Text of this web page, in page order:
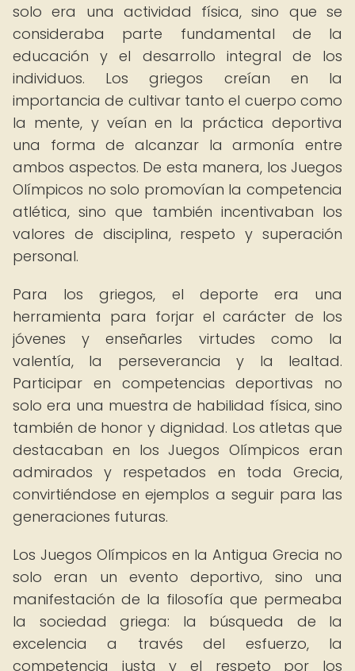
solo era una actividad física, sino que se
consideraba parte fundamental de la
educación y el desarrollo integral de los
individuos. Los griegos creían en la
importancia de cultivar tanto el cuerpo como
la mente, y veían en la práctica deportiva
una forma de alcanzar la armonía entre
ambos aspectos. De esta manera, los Juegos
Olímpicos no solo promovían la competencia
atlética, sino que también incentivaban los
valores de disciplina, respeto y superación
personal.
Para los griegos, el deporte era una
herramienta para forjar el carácter de los
jóvenes y enseñarles virtudes como la
valentía, la perseverancia y la lealtad.
Participar en competencias deportivas no
solo era una muestra de habilidad física, sino
también de honor y dignidad. Los atletas que
destacaban en los Juegos Olímpicos eran
admirados y respetados en toda Grecia,
convirtiéndose en ejemplos a seguir para las
generaciones futuras.
Los Juegos Olímpicos en la Antigua Grecia no
solo eran un evento deportivo, sino una
manifestación de la filosofía que permeaba
la sociedad griega: la búsqueda de la
excelencia a través del esfuerzo, la
competencia justa y el respeto por los